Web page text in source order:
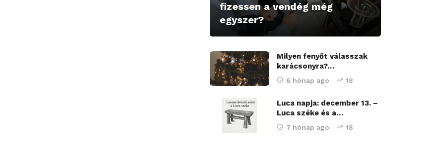
fizessen a vendég még
egyszer?
Milyen fenyőt válasszak
karácsonyra?…
6 hónap ago 18
Luca napja: december 13. –
Luca széke és a…
7 hónap ago 18